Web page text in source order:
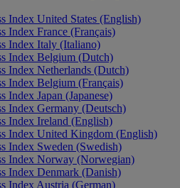
United States (English)
France (Français)
Italy (Italiano)
Belgium (Dutch)
Netherlands (Dutch)
Belgium (Français)
Japan (Japanese)
Germany (Deutsch)
Ireland (English)
United Kingdom (English)
Sweden (Swedish)
Norway (Norwegian)
Denmark (Danish)
Austria (German)